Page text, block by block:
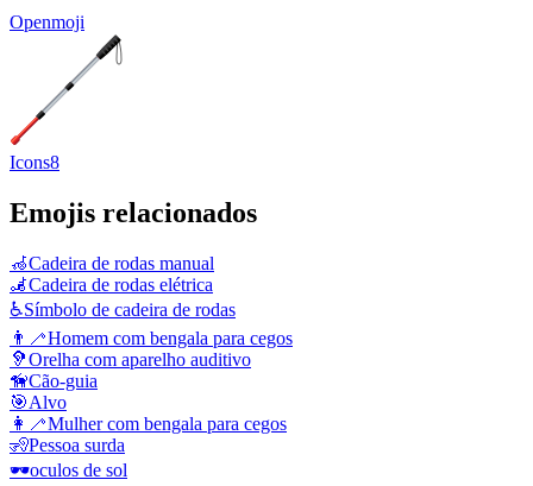
Openmoji
Icons8
Emojis relacionados
🦽Cadeira de rodas manual
🦼Cadeira de rodas elétrica
♿Símbolo de cadeira de rodas
👨‍🦯Homem com bengala para cegos
🦻Orelha com aparelho auditivo
🦮Cão-guia
🎯Alvo
👩‍🦯Mulher com bengala para cegos
🧏Pessoa surda
🕶️oculos de sol